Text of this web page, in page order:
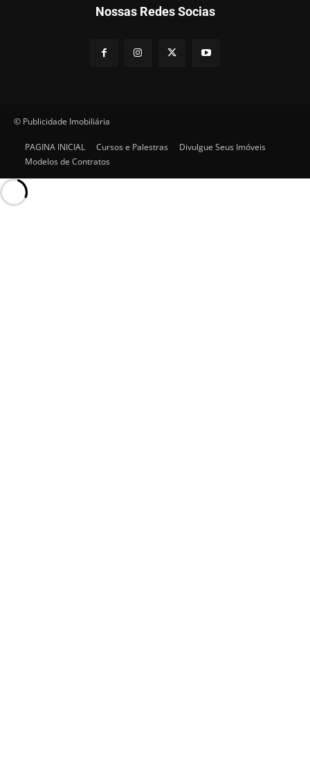
Nossas Redes Socias
© Publicidade Imobiliária
PAGINA INICIAL Cursos e Palestras
Divulgue Seus Imóveis
Modelos de Contratos